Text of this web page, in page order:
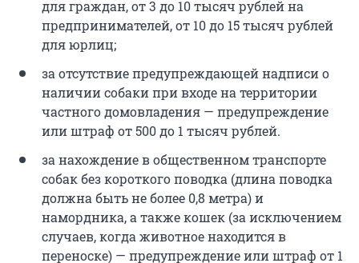
для граждан, от 3 до 10 тысяч рублей на
предпринимателей, от 10 до 15 тысяч рублей
для юрлиц;
за отсутствие предупреждающей надписи о
наличии собаки при входе на территории
частного домовладения — предупреждение
или штраф от 500 до 1 тысяч рублей.
за нахождение в общественном транспорте
собак без короткого поводка (длина поводка
должна быть не более 0,8 метра) и
намордника, а также кошек (за исключением
случаев, когда животное находится в
переноске) — предупреждение или штраф от 1